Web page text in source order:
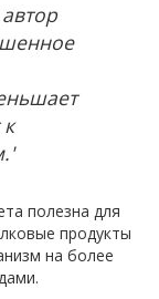
полезна для
продукты
на более